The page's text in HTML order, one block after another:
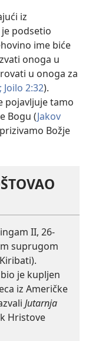
iz
podsetio
ime biće
onoga u
u onoga za
Joilo 2:32).
pojavljuje tamo
Bogu (Jakov
Božje
II, 26-
suprugom
je kupljen
iz Američke
Jutarnja
Hristove